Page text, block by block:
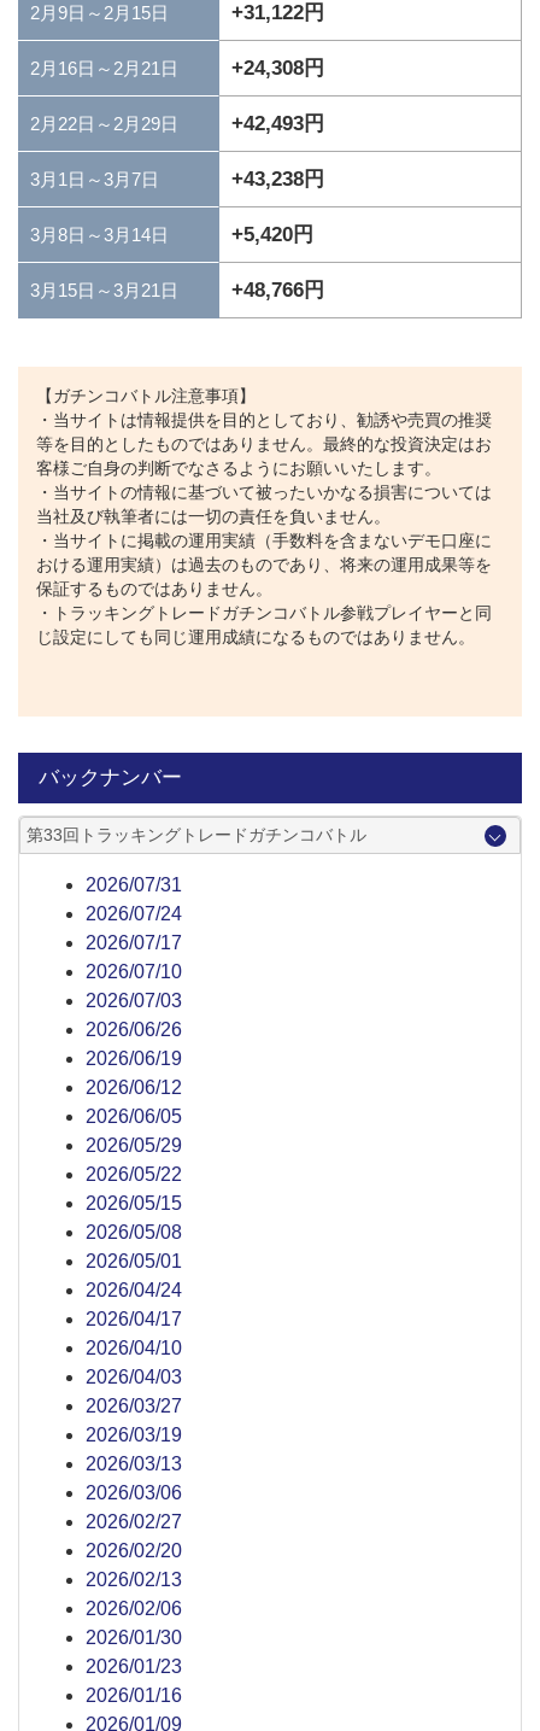
2月9日～2月15日 +31,122円
2月16日～2月21日 +24,308円
2月22日～2月29日 +42,493円
3月1日～3月7日 +43,238円
3月8日～3月14日 +5,420円
3月15日～3月21日 +48,766円
【ガチンコバトル注意事項】
・当サイトは情報提供を目的としており、勧誘や売買の推奨
等を目的としたものではありません。最終的な投資決定はお
客様ご自身の判断でなさるようにお願いいたします。
・当サイトの情報に基づいて被ったいかなる損害については
当社及び執筆者には一切の責任を負いません。
・当サイトに掲載の運用実績（手数料を含まないデモ口座に
おける運用実績）は過去のものであり、将来の運用成果等を
保証するものではありません。
・トラッキングトレードガチンコバトル参戦プレイヤーと同
じ設定にしても同じ運用成績になるものではありません。
バックナンバー
第33回トラッキングトレードガチンコバトル
2026/07/31
2026/07/24
2026/07/17
2026/07/10
2026/07/03
2026/06/26
2026/06/19
2026/06/12
2026/06/05
2026/05/29
2026/05/22
2026/05/15
2026/05/08
2026/05/01
2026/04/24
2026/04/17
2026/04/10
2026/04/03
2026/03/27
2026/03/19
2026/03/13
2026/03/06
2026/02/27
2026/02/20
2026/02/13
2026/02/06
2026/01/30
2026/01/23
2026/01/16
2026/01/09